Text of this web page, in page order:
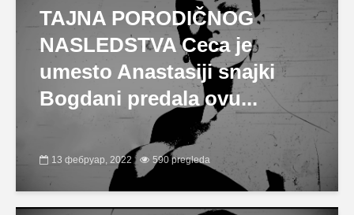
TAJNA PORODIČNOG
NASLEDSTVA Ceca je
umesto Anastasiji snajki
Bogdani predala ovu...
13 фебруар, 2022 590 pregleda